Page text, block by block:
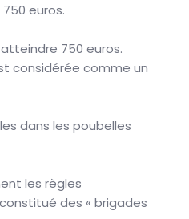
euros.
750 euros.
considérée comme un
dans les poubelles
les règles
des « brigades